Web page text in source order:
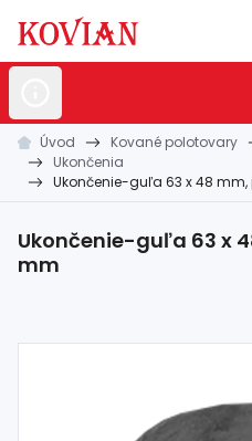
Nerezovépolotovary
Hliníkovépolotovary
Kovanépolotovary
záhrada
Úvod Kované polotovary
Ukončenia
Ukončenie-guľa 63 x 48
Ukončenie-guľa 63 x
mm